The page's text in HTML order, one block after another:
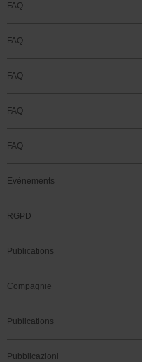
FAQ
FAQ
FAQ
FAQ
FAQ
Evènements
RGPD
Publications
Compagnie
Publications
Pubblicazioni